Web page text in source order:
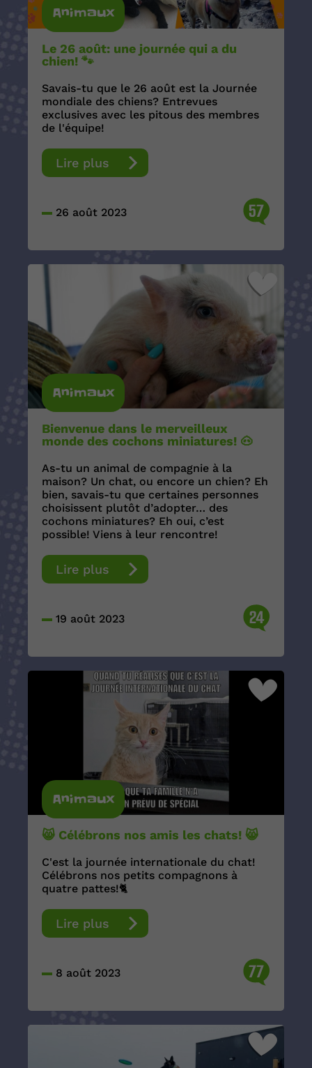
Animaux
Le 26 août: une journée qui a du
chien! 🐾
Savais-tu que le 26 août est la Journée
mondiale des chiens? Entrevues
exclusives avec les pitous des membres
de l'équipe!
Lire plus
26 août 2023 57
Animaux
Bienvenue dans le merveilleux
monde des cochons miniatures! 🐽
As-tu un animal de compagnie à la
maison? Un chat, ou encore un chien? Eh
bien, savais-tu que certaines personnes
choisissent plutôt d’adopter… des
cochons miniatures? Eh oui, c’est
possible! Viens à leur rencontre!
Lire plus
19 août 2023 24
Animaux
😸 Célébrons nos amis les chats! 😸
C'est la journée internationale du chat!
Célébrons nos petits compagnons à
quatre pattes!🐈
Lire plus
8 août 2023 77